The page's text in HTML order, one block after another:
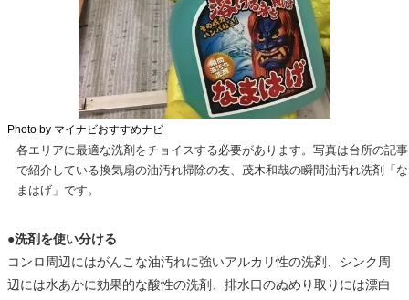
Photo by マイナビおすすめナビ
各エリアに最適な洗剤をチョイスする必要があります。写真は台所の記事
で紹介している換気扇の油汚れ掃除の友、茂木和哉の瞬間油汚れ洗剤「な
まはげ」です。
●洗剤を使い分ける
コンロ周辺にはがんこな油汚れに強いアルカリ性の洗剤、シンク周
辺には水あかに効果的な酸性の洗剤、排水口のぬめり取りには漂白